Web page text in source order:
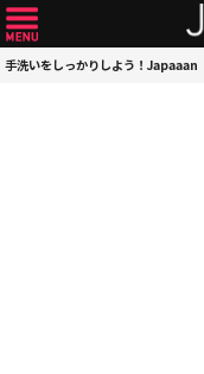
手洗いをしっかりしよう！Japaaan